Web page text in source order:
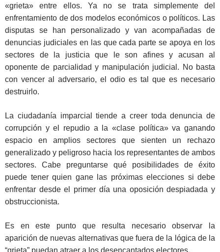
«grieta» entre ellos. Ya no se trata simplemente del
enfrentamiento de dos modelos económicos o políticos. Las
disputas se han personalizado y van acompañadas de
denuncias judiciales en las que cada parte se apoya en los
sectores de la justicia que le son afines y acusan al
oponente de parcialidad y manipulación judicial. No basta
con vencer al adversario, el odio es tal que es necesario
destruirlo.
La ciudadanía imparcial tiende a creer toda denuncia de
corrupción y el repudio a la «clase política» va ganando
espacio en amplios sectores que sienten un rechazo
generalizado y peligroso hacia los representantes de ambos
sectores. Cabe preguntarse qué posibilidades de éxito
puede tener quien gane las próximas elecciones si debe
enfrentar desde el primer día una oposición despiadada y
obstruccionista.
Es en este punto que resulta necesario observar la
aparición de nuevas alternativas que fuera de la lógica de la